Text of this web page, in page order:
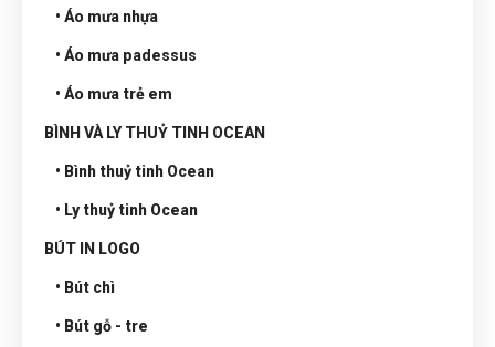
• Áo mưa nhựa
• Áo mưa padessus
• Áo mưa trẻ em
BÌNH VÀ LY THUỶ TINH OCEAN
• Bình thuỷ tinh Ocean
• Ly thuỷ tinh Ocean
BÚT IN LOGO
• Bút chì
• Bút gỗ - tre